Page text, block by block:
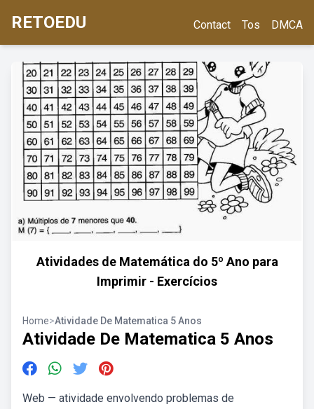
RETOEDU Contact Tos DMCA
Atividades de Matemática do 5º Ano para
Imprimir - Exercícios
Home>Atividade De Matematica 5 Anos
Atividade De Matematica 5 Anos
Web — atividade envolvendo problemas de